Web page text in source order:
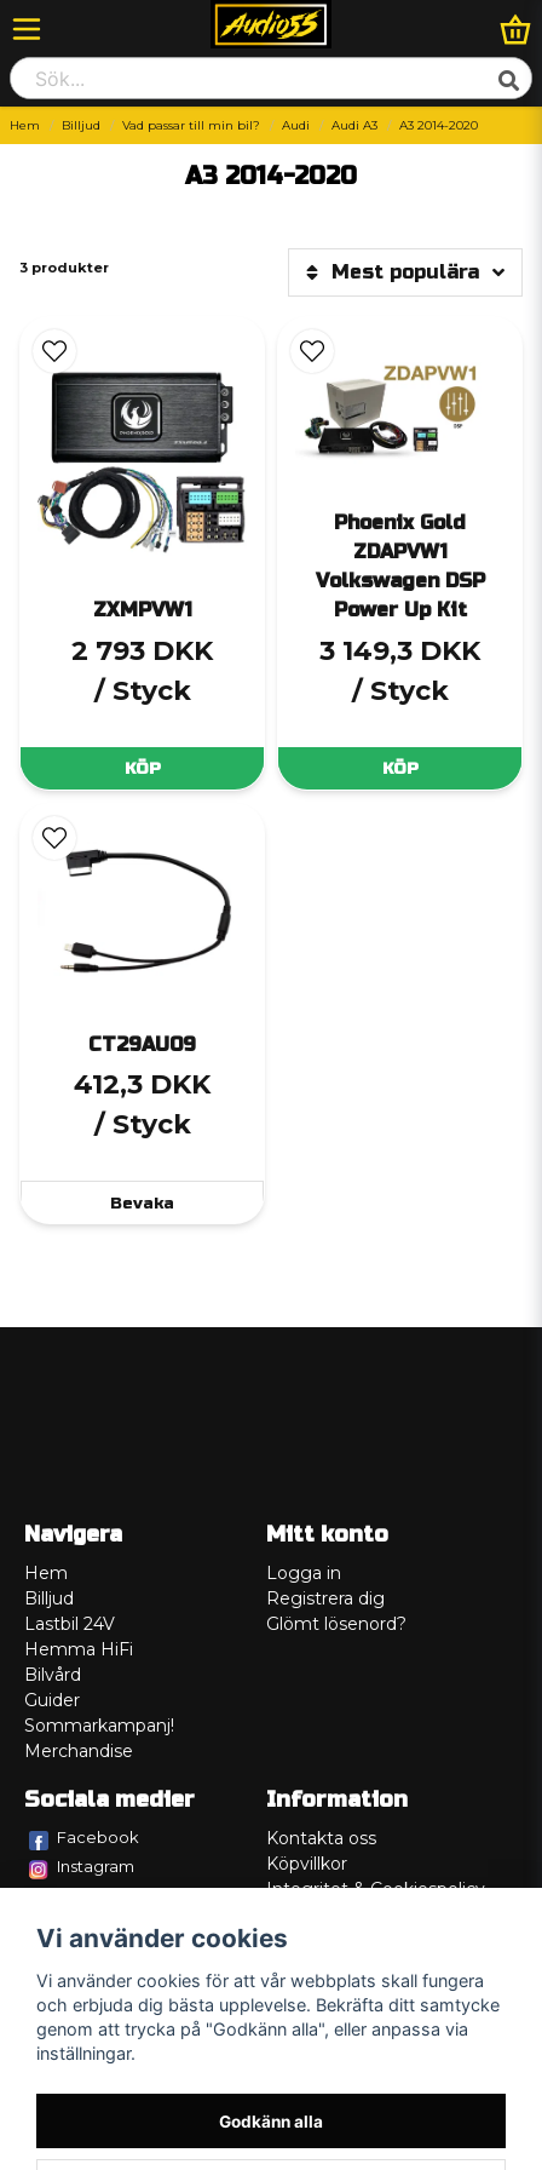
Hem Billjud Vad passar till min bil? Audi Audi A3 A3 2014-2020
A3 2014-2020
3 produkter Mest populära
ZXMPVW1
2 793 DKK
/ Styck
KÖP
Phoenix Gold
ZDAPVW1
Volkswagen DSP
Power Up Kit
3 149,3 DKK
/ Styck
KÖP
CT29AU09
412,3 DKK
/ Styck
Bevaka
Navigera
Hem
Billjud
Lastbil 24V
Hemma HiFi
Bilvård
Guider
Sommarkampanj!
Merchandise
Mitt konto
Logga in
Registrera dig
Glömt lösenord?
Sociala medier
Facebook
Instagram
Information
Kontakta oss
Köpvillkor
Integritet & Cookiespolicy
Service/Garanti
Lådritning
Om oss
Vi använder cookies
Vi använder cookies för att vår webbplats skall fungera
och erbjuda dig bästa upplevelse. Bekräfta ditt samtycke
genom att trycka på "Godkänn alla", eller anpassa via
inställningar.
Godkänn alla